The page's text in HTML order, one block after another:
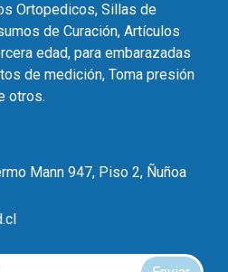
Ortopedicos, Sillas de
de Curación, Artículos
edad, para embarazadas
de medición, Toma presión
otros.
Mann 947, Piso 2, Ñuñoa